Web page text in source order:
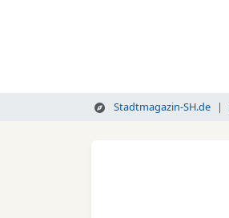
Stadtmagazin-SH.de